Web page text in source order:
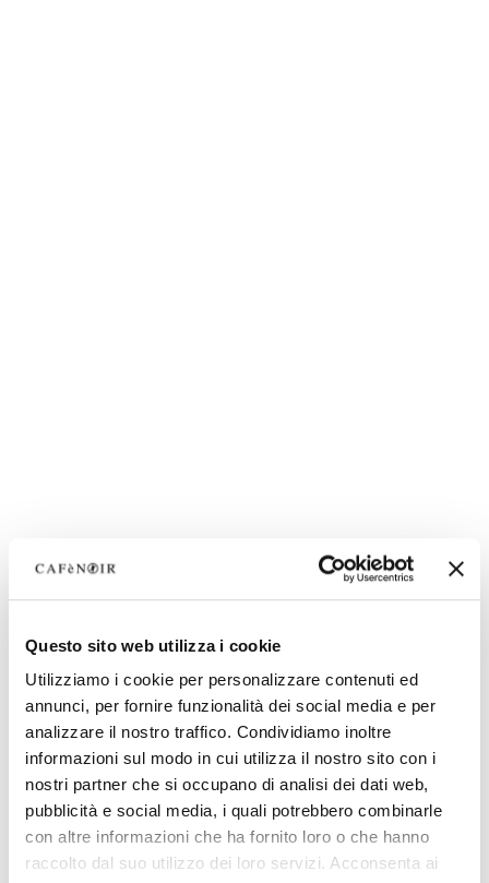
Questo sito web utilizza i cookie
Utilizziamo i cookie per personalizzare contenuti ed
annunci, per fornire funzionalità dei social media e per
analizzare il nostro traffico. Condividiamo inoltre
informazioni sul modo in cui utilizza il nostro sito con i
nostri partner che si occupano di analisi dei dati web,
pubblicità e social media, i quali potrebbero combinarle
con altre informazioni che ha fornito loro o che hanno
raccolto dal suo utilizzo dei loro servizi. Acconsenta ai